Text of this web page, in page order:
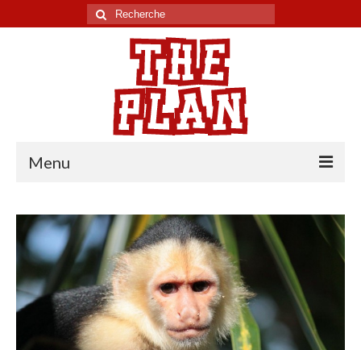
Rechercher
:
Menu
Chili
Pérou
Equateur
Colombie